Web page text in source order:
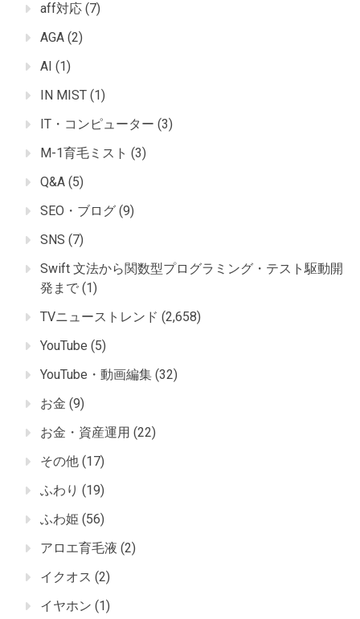
aff対応 (7)
AGA (2)
AI (1)
IN MIST (1)
IT・コンピューター (3)
M-1育毛ミスト (3)
Q&A (5)
SEO・ブログ (9)
SNS (7)
Swift 文法から関数型プログラミング・テスト駆動開
発まで (1)
TVニューストレンド (2,658)
YouTube (5)
YouTube・動画編集 (32)
お金 (9)
お金・資産運用 (22)
その他 (17)
ふわり (19)
ふわ姫 (56)
アロエ育毛液 (2)
イクオス (2)
イヤホン (1)